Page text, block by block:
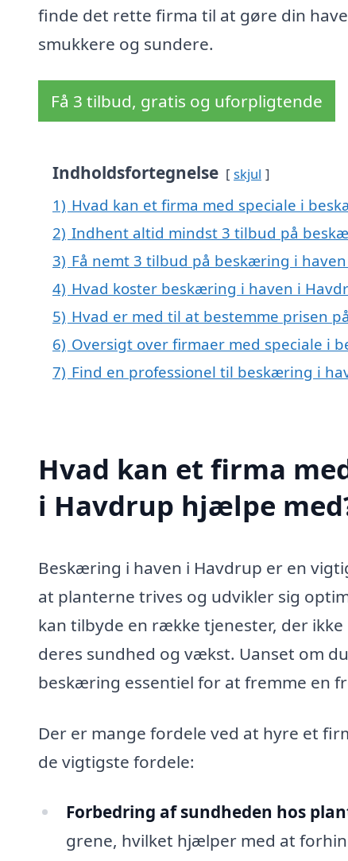
finde det rette firma til at gøre din have
smukkere og sundere.
Få 3 tilbud, gratis og uforpligtende
Indholdsfortegnelse skjul
1) Hvad kan et firma med speciale i
2) Indhent altid mindst 3 tilbud på
3) Få nemt 3 tilbud på beskæring i
4) Hvad koster beskæring i haven i
5) Hvad er med til at bestemme prisen
6) Oversigt over firmaer med speciale i
7) Find en professionel til beskæring i
Hvad kan et firma
i Havdrup hjælpe
Beskæring i haven i Havdrup er en
at planterne trives og udvikler sig
kan tilbyde en række tjenester, der
deres sundhed og vækst. Uanset om
beskæring essentiel for at fremme en
Der er mange fordele ved at hyre et
de vigtigste fordele:
Forbedring af sundheden hos
grene, hvilket hjælper med at